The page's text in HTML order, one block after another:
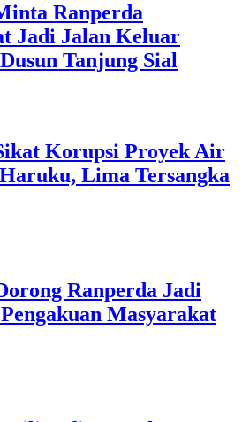
Ranperda
Jadi Jalan Keluar
Tanjung Sial
Korupsi Proyek Air
Lima Tersangka
Ranperda Jadi
Masyarakat